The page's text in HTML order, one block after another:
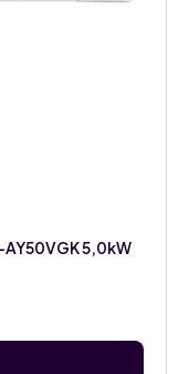
5,0kW